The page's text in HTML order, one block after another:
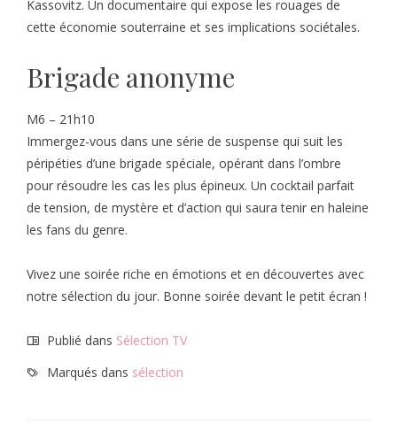
Kassovitz. Un documentaire qui expose les rouages de
cette économie souterraine et ses implications sociétales.
Brigade anonyme
M6 – 21h10
Immergez-vous dans une série de suspense qui suit les
péripéties d’une brigade spéciale, opérant dans l’ombre
pour résoudre les cas les plus épineux. Un cocktail parfait
de tension, de mystère et d’action qui saura tenir en haleine
les fans du genre.
Vivez une soirée riche en émotions et en découvertes avec
notre sélection du jour. Bonne soirée devant le petit écran !
Publié dans Sélection TV
Marqués dans sélection